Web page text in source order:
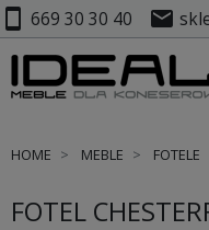
smartphone 669 30 30 40 mail
HOME MEBLE FOTELE
FOTEL